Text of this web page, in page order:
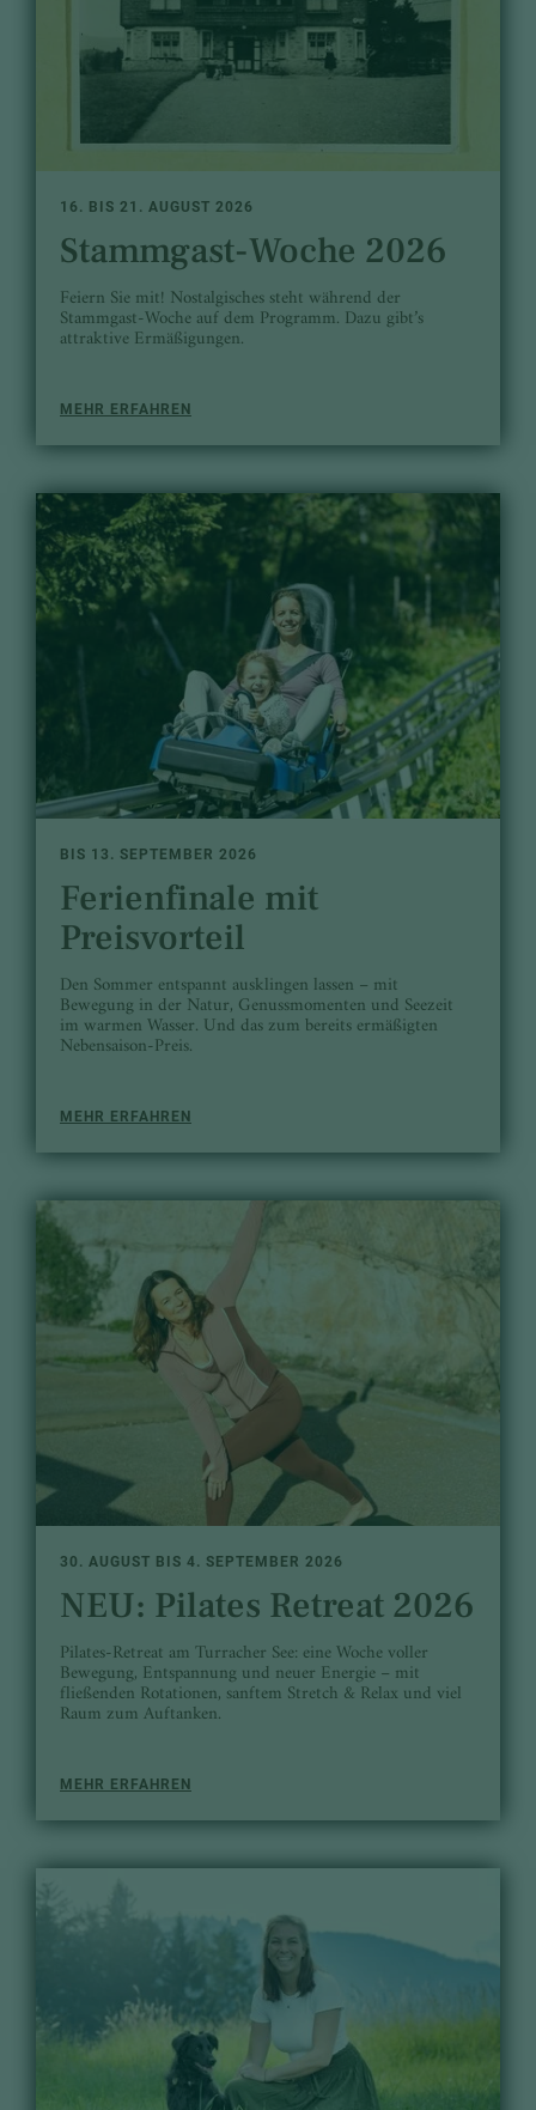
16. BIS 21. AUGUST 2026
Stammgast-Woche 2026
Feiern Sie mit! Nostalgisches steht während der
Stammgast-Woche auf dem Programm. Dazu gibt’s
attraktive Ermäßigungen.
MEHR ERFAHREN
BIS 13. SEPTEMBER 2026
Ferienfinale mit
Preisvorteil
Den Sommer entspannt ausklingen lassen – mit
Bewegung in der Natur, Genussmomenten und Seezeit
im warmen Wasser. Und das zum bereits ermäßigten
Nebensaison-Preis.
MEHR ERFAHREN
30. AUGUST BIS 4. SEPTEMBER 2026
NEU: Pilates Retreat 2026
Pilates-Retreat am Turracher See: eine Woche voller
Bewegung, Entspannung und neuer Energie – mit
fließenden Rotationen, sanftem Stretch & Relax und viel
Raum zum Auftanken.
MEHR ERFAHREN